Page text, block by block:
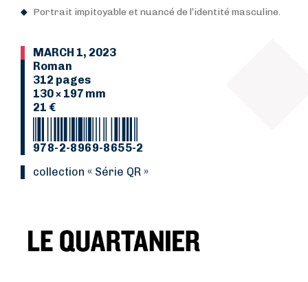
Portrait impitoyable et nuancé de l’identité masculine.
MARCH 1, 2023
Roman
312 pages
130 × 197 mm
21 €
978-2-8969-8655-2
collection « Série QR »